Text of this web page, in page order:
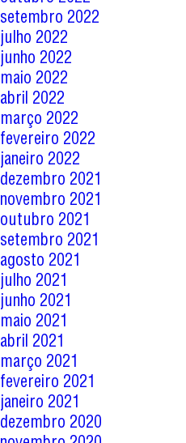
setembro 2022
julho 2022
junho 2022
maio 2022
abril 2022
março 2022
fevereiro 2022
janeiro 2022
dezembro 2021
novembro 2021
outubro 2021
setembro 2021
agosto 2021
julho 2021
junho 2021
maio 2021
abril 2021
março 2021
fevereiro 2021
janeiro 2021
dezembro 2020